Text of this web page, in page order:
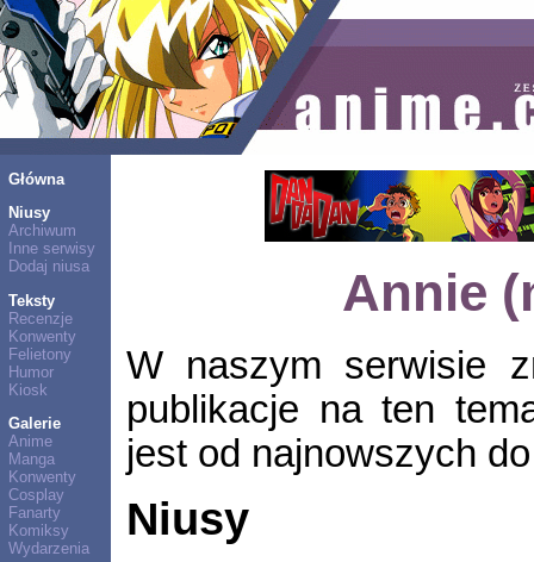
Główna
Niusy
Archiwum
Inne serwisy
Dodaj niusa
Teksty
Recenzje
Konwenty
Felietony
Humor
Kiosk
Galerie
Anime
Manga
Konwenty
Cosplay
Fanarty
Komiksy
Wydarzenia
Annie
W naszym serwisie
publikacje na ten
jest od najnowszych
Niusy